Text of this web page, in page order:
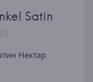
Satin
Нектар